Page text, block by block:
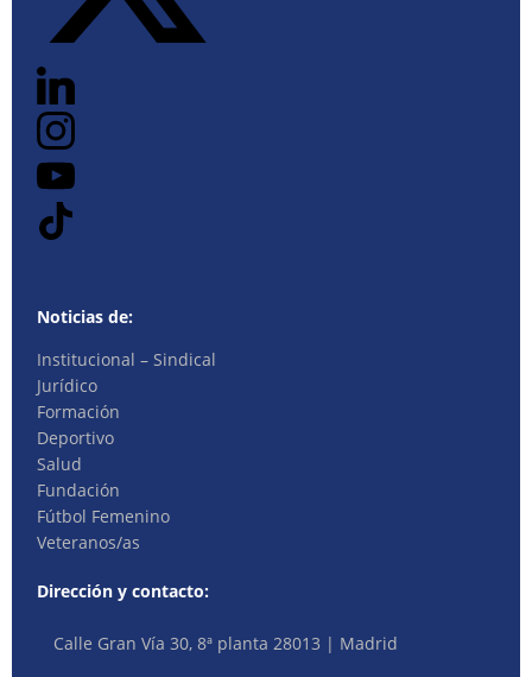
Noticias de:
Institucional – Sindical
Jurídico
Formación
Deportivo
Salud
Fundación
Fútbol Femenino
Veteranos/as
Dirección y contacto:
Calle Gran Vía 30, 8ª planta 28013 | Madrid